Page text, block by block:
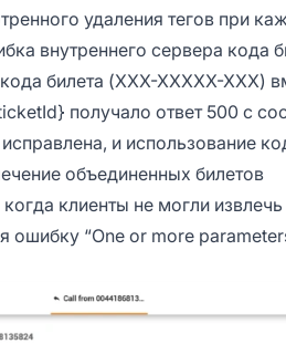
удаления тегов при
внутреннего сервера кода
билета (XXX-XXXXX-XXX)
получало ответ 500 с
и использование
объединенных билетов
клиенты не могли
ошибку “One or more